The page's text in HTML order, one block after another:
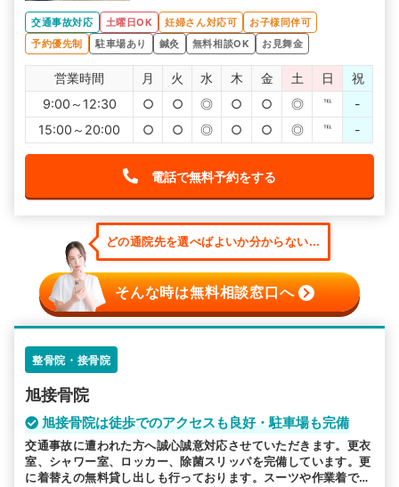
交通事故対応 土曜日OK 妊婦さん対応可
お子様同伴可
予約優先制
駐車場あり 鍼灸 無料相談OK お見舞金
営業時間 月 火 水 木 金 土 日
祝
9:00～12:30
○ ○ ◎ ○ ○ ◎ ℡
-
15:00～20:00
○ ○ ◎ ○ ○ ◎ ℡ -
電話で無料予約をする
どの通院先を選べばよいか分からない...
そんな時は無料相談窓口へ
整骨院・接骨院
旭接骨院
旭接骨院は徒歩でのアクセスも良好・駐車場も完備
交通事故に遭われた方へ誠心誠意対応させていただきます。更衣
室、シャワー室、ロッカー、除菌スリッパを完備しています。更
に着替えの無料貸し出しも行っております。スーツや作業着での